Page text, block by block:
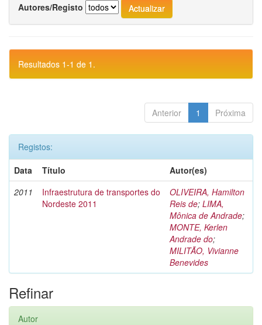
Autores/Registo
Resultados 1-1 de 1.
Anterior 1 Próxima
Registos:
Data
Título
Autor(es)
2011
Infraestrutura de transportes do
Nordeste 2011
OLIVEIRA, Hamilton
Reis de; LIMA,
Mônica de Andrade;
MONTE, Kerlen
Andrade do;
MILITÃO, Vivianne
Benevides
Refinar
Autor